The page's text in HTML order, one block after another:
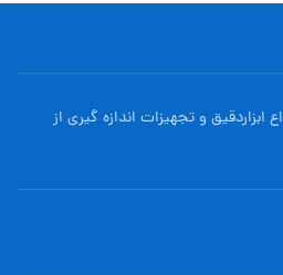
ابزاردقيق و تجهيزات اندازه گیری از